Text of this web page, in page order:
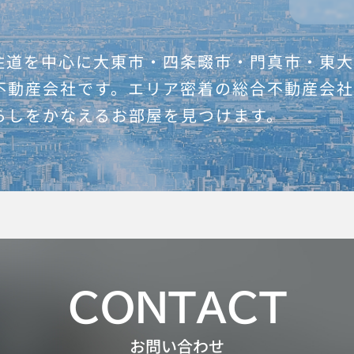
を中心に大東市・四条畷市・門真市・東
産会社です。エリア密着の総合不動産会
をかなえるお部屋を見つけます。
CONTACT
お問い合わせ